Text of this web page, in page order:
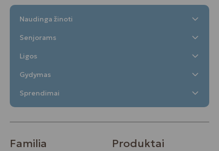
Naudinga žinoti
Senjorams
Ligos
Gydymas
Sprendimai
Familia Produktai